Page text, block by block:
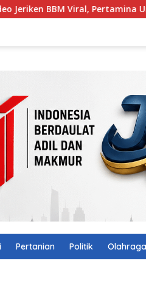
Pertamina Ungkap Hasil CCTV
Pertanian Politik Olahraga